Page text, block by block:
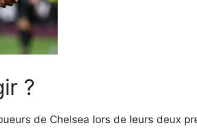
?
de Chelsea lors de leurs deux